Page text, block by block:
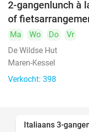
2-gangenlunch à
of
Ma Wo Do
Vr
De Wildse Hut
Maren-Kessel
Verkocht: 398
Italiaans 3-